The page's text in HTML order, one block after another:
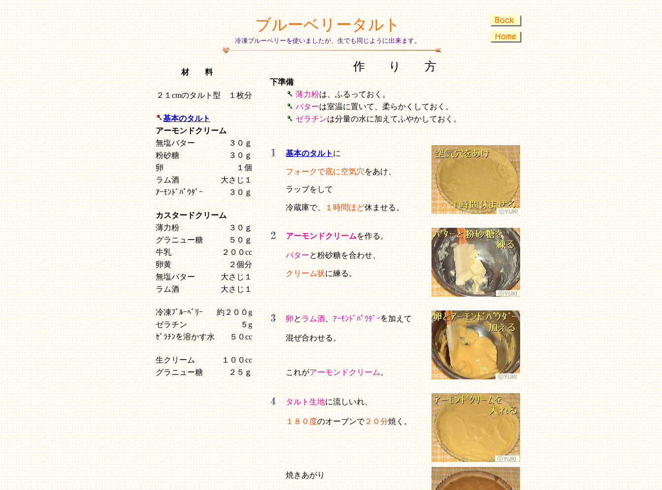
ブルーベリータルト
冷凍ブルーベリーを使いましたが、生でも同じように出来ます。
材 料
２１cmのタルト型 １枚分
基本のタルト
アーモンドクリーム
無塩バター
３０ｇ
粉砂糖
３０ｇ
卵
１個
ラム酒
大さじ１
ｱｰﾓﾝﾄﾞﾊﾟｳﾀﾞｰ
３０ｇ
カスタードクリーム
薄力粉
３０ｇ
グラニュー糖
５０ｇ
牛乳
２００cc
卵黄
２個分
無塩バター
大さじ１
ラム酒
大さじ１
冷凍ﾌﾞﾙｰﾍﾞﾘｰ
約２００g
ゼラチン
５g
ｾﾞﾗﾁﾝを溶かす水
５０cc
生クリーム
１００cc
グラニュー糖
２５ｇ
作 り 方
下準備
薄力粉は、ふるっておく。
バターは室温に置いて、柔らかくしておく。
ゼラチンは分量の水に加えてふやかしておく。
基本のタルトに
フォークで底に空気穴をあけ、
ラップをして
冷蔵庫で、 １時間ほど休ませる。
アーモンドクリームを作る。
バターと粉砂糖を合わせ、
クリーム状に練る。
卵とラム酒、ｱｰﾓﾝﾄﾞﾊﾟｳﾀﾞｰを加えて
混ぜ合わせる。
これがアーモンドクリーム。
タルト生地に流しいれ、
１８０度のオーブンで２０分焼く。
焼きあがり